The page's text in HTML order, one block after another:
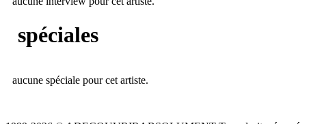
spéciales
aucune spéciale pour cet artiste.